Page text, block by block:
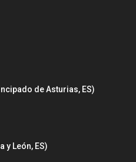
de Asturias, ES)
y León, ES)